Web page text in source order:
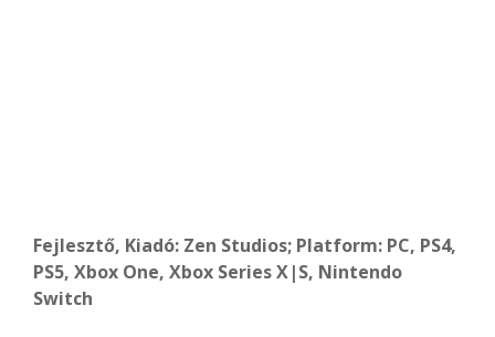
Fejlesztő, Kiadó: Zen Studios; Platform: PC, PS4,
PS5, Xbox One, Xbox Series X|S, Nintendo
Switch